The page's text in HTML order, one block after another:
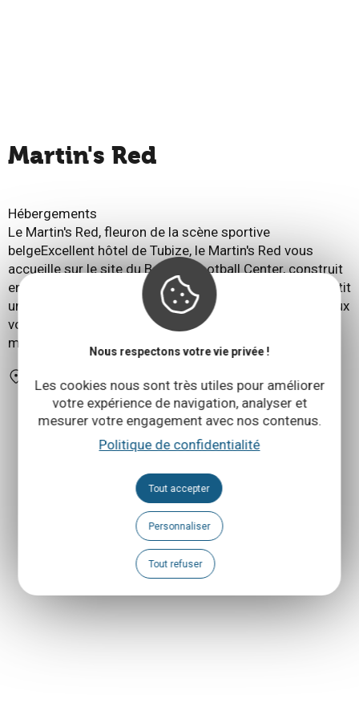
Nous respectons votre vie privée !
Les cookies nous sont très utiles pour améliorer
votre expérience de navigation, analyser et
mesurer votre engagement avec nos contenus.
Politique de confidentialité
Tout accepter
Personnaliser
Tout refuser
Martin's Red
Hébergements
Le Martin's Red, fleuron de la scène sportive
belgeExcellent hôtel de Tubize, le Martin's Red vous
accueille sur le site du Belgian Football Center, construit
en 2005. Ce quartier général des Diables Rouges garantit
un séjour incomparable aux grands noms du sport et aux
voyageurs de tous horizons avec ses services sur
mesure et son cadre contemporain.
484 Rue de Bruxelles 1480 Tubize